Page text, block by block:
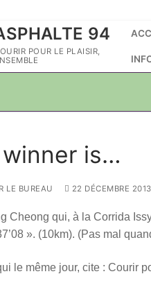
94
POUR LE PLAISIR,
is…
LE BUREAU 22 DÉCEMBRE 2013
Cheong qui, à la Corrida
». (10km). (Pas mal
le même jour, cite : Courir